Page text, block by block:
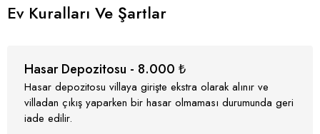
Ev Kuralları Ve Şartlar
Hasar Depozitosu - 8.000 ₺
Hasar depozitosu villaya girişte ekstra olarak alınır ve
villadan çıkış yaparken bir hasar olmaması durumunda geri
iade edilir.